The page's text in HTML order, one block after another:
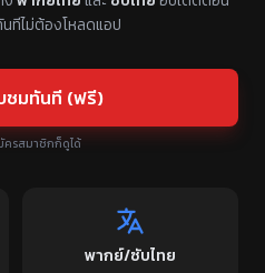
ทีไม่ต้องโหลดแอป
ชมทันที (ฟรี)
ครสมาชิกก็ดูได้
พากย์/ซับไทย